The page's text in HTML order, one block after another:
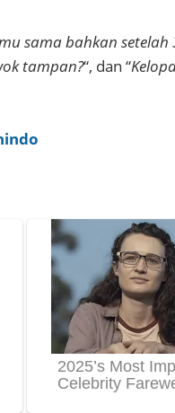
sama bahkan setelah
tampan?“, dan “